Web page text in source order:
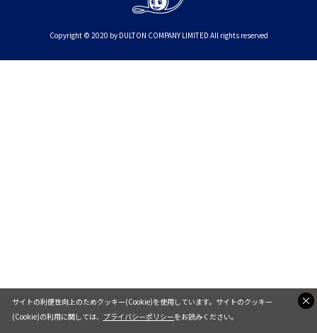
Copyright © 2020 by DULTON COMPANY LIMITED All rights reserved
サイトの利便性向上のためクッキー(Cookie)を使用しています。サイトのクッキー
(Cookie)の利用に関しては、 プライバシーポリシーをお読みください。